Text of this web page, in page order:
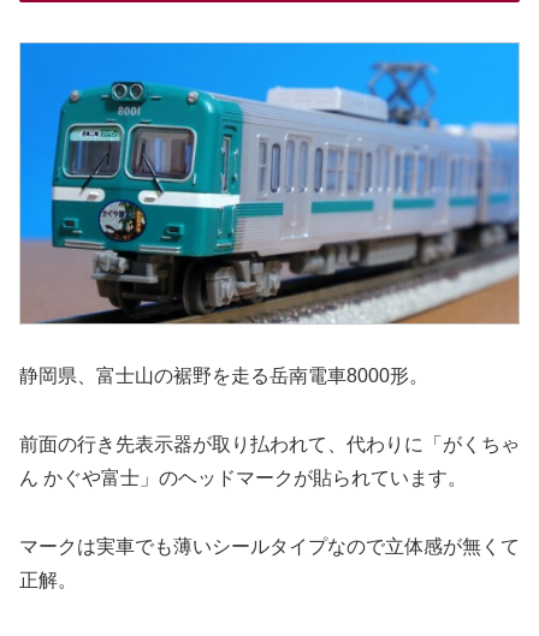
静岡県、富士山の裾野を走る岳南電車8000形。
前面の行き先表示器が取り払われて、代わりに「がくちゃ
ん かぐや富士」のヘッドマークが貼られています。
マークは実車でも薄いシールタイプなので立体感が無くて
正解。